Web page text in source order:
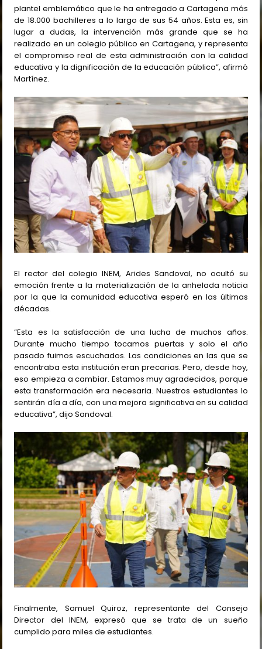
plantel emblemático que le ha entregado a Cartagena más
de 18.000 bachilleres a lo largo de sus 54 años. Esta es, sin
lugar a dudas, la intervención más grande que se ha
realizado en un colegio público en Cartagena, y representa
el compromiso real de esta administración con la calidad
educativa y la dignificación de la educación pública”, afirmó
Martínez.
El rector del colegio INEM, Arides Sandoval, no ocultó su
emoción frente a la materialización de la anhelada noticia
por la que la comunidad educativa esperó en las últimas
décadas.
“Esta es la satisfacción de una lucha de muchos años.
Durante mucho tiempo tocamos puertas y solo el año
pasado fuimos escuchados. Las condiciones en las que se
encontraba esta institución eran precarias. Pero, desde hoy,
eso empieza a cambiar. Estamos muy agradecidos, porque
esta transformación era necesaria. Nuestros estudiantes lo
sentirán día a día, con una mejora significativa en su calidad
educativa”, dijo Sandoval.
Finalmente, Samuel Quiroz, representante del Consejo
Director del INEM, expresó que se trata de un sueño
cumplido para miles de estudiantes.